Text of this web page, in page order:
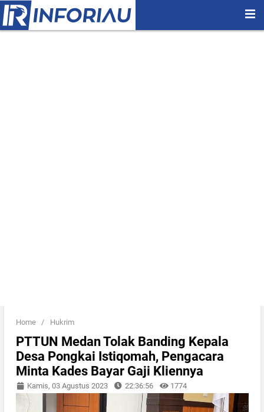
Home / Hukrim
PTTUN Medan Tolak Banding Kepala
Desa Pongkai Istiqomah, Pengacara
Minta Kades Bayar Gaji Kliennya
Kamis, 03 Agustus 2023 22:36:56 1774